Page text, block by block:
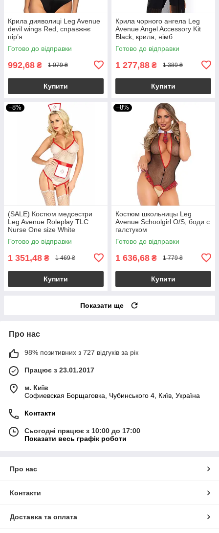
Крила дияволиці Leg Avenue
devil wings Red, справжнє
пір’я
Готово до відправки
992,68 ₴ 1 079 ₴
Купити
Крила чорного ангела Leg
Avenue Angel Accessory Kit
Black, крила, німб
Готово до відправки
1 277,88 ₴ 1 389 ₴
Купити
–8%
(SALE) Костюм медсестри
Leg Avenue Roleplay TLC
Nurse One size White
Готово до відправки
1 351,48 ₴ 1 469 ₴
Купити
–8%
Костюм школьницы Leg
Avenue Schoolgirl O/S, боди с
галстуком
Готово до відправки
1 636,68 ₴ 1 779 ₴
Купити
Показати ще
Про нас
98% позитивних з 727 відгуків за рік
Працює з 23.01.2017
м. Київ
Софиевская Борщаговка, Чубинського 4, Київ, Україна
Контакти
Сьогодні працює з 10:00 до 17:00
Показати весь графік роботи
Про нас
Контакти
Доставка та оплата